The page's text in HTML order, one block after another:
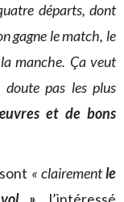
départs, dont
gagne le match, le
manche. Ça veut
doute pas les plus
et de bons
« clairementle